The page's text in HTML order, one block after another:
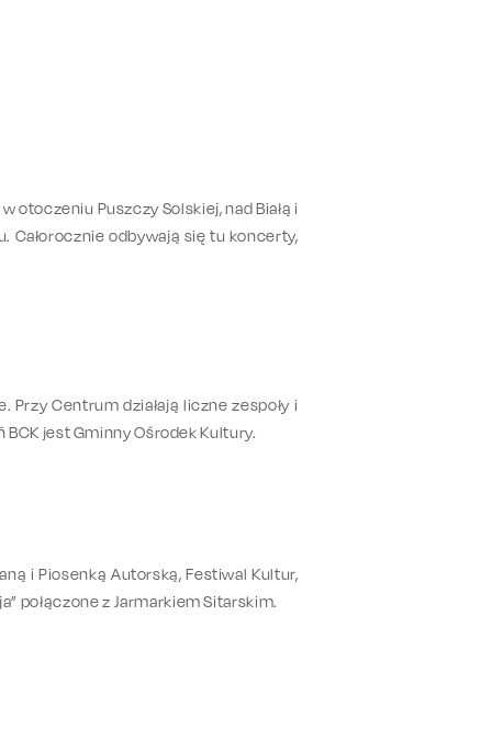
otoczeniu Puszczy Solskiej, nad Białą i
Całorocznie odbywają się tu koncerty,
Centrum działają liczne zespoły i
BCK jest Gminny Ośrodek Kultury.
i Piosenką Autorską, Festiwal Kultur,
połączone z Jarmarkiem Sitarskim.